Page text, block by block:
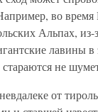
во
Альпах,
лавины
не
от